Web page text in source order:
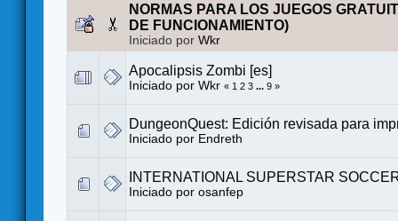
NORMAS PARA LOS JUEGOS
DE FUNCIONAMIENTO)
Iniciado por Wkr
Apocalipsis Zombi [es]
Iniciado por Wkr « 1 2 3 ... 9 »
DungeonQuest: Edición revisada para
Iniciado por Endreth
INTERNATIONAL SUPERSTAR
Iniciado por osanfep